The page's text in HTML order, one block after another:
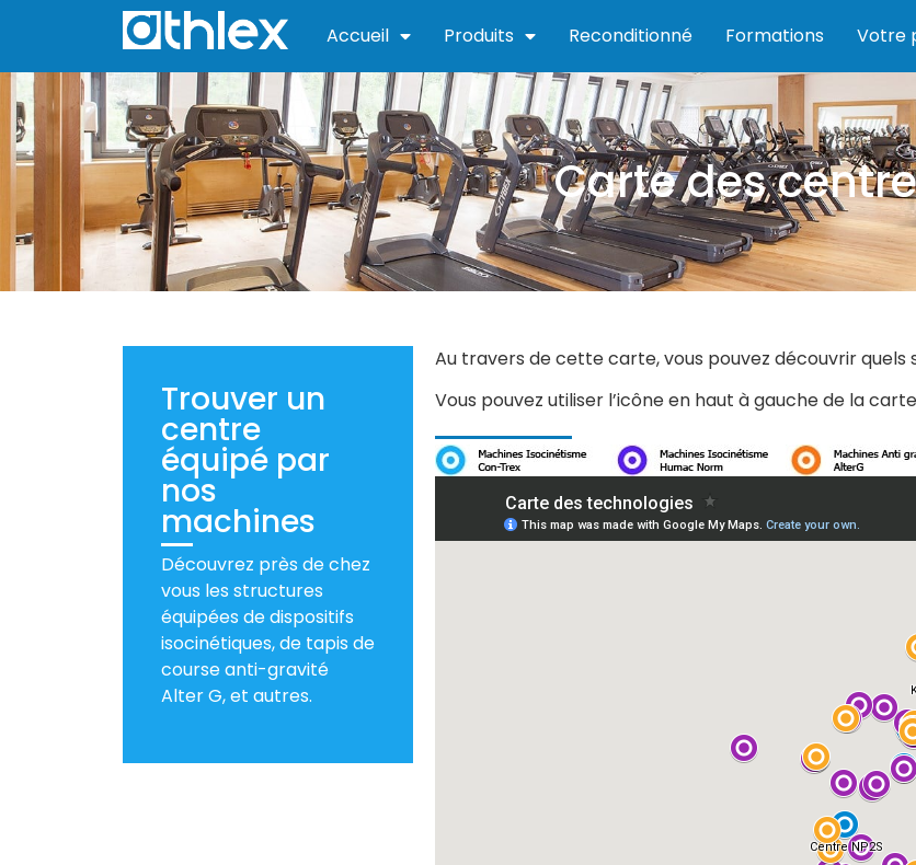
Accueil Produits Reconditionné Formations Votre
Carte des
Trouver un
centre
équipé par
nos
machines
Découvrez près de chez
vous les structures
équipées de dispositifs
isocinétiques, de tapis de
course anti-gravité
Alter G, et autres.
Au travers de cette carte, vous pouvez découvrir
Vous pouvez utiliser l’icône en haut à gauche de la